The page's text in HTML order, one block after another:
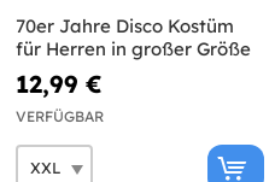
70er Jahre Disco Kostüm
für Herren in großer Größe
12,99 €
VERFÜGBAR